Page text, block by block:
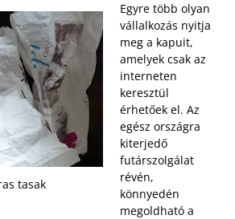
tasak
Egyre több olyan
vállalkozás nyitja
meg a kapuit,
amelyek csak az
interneten
keresztül
érhetőek el. Az
egész országra
kiterjedő
futárszolgálat
révén,
könnyedén
megoldható a